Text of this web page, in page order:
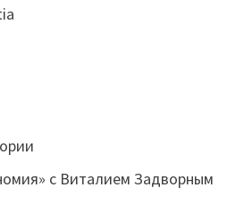
с Виталием Задворным